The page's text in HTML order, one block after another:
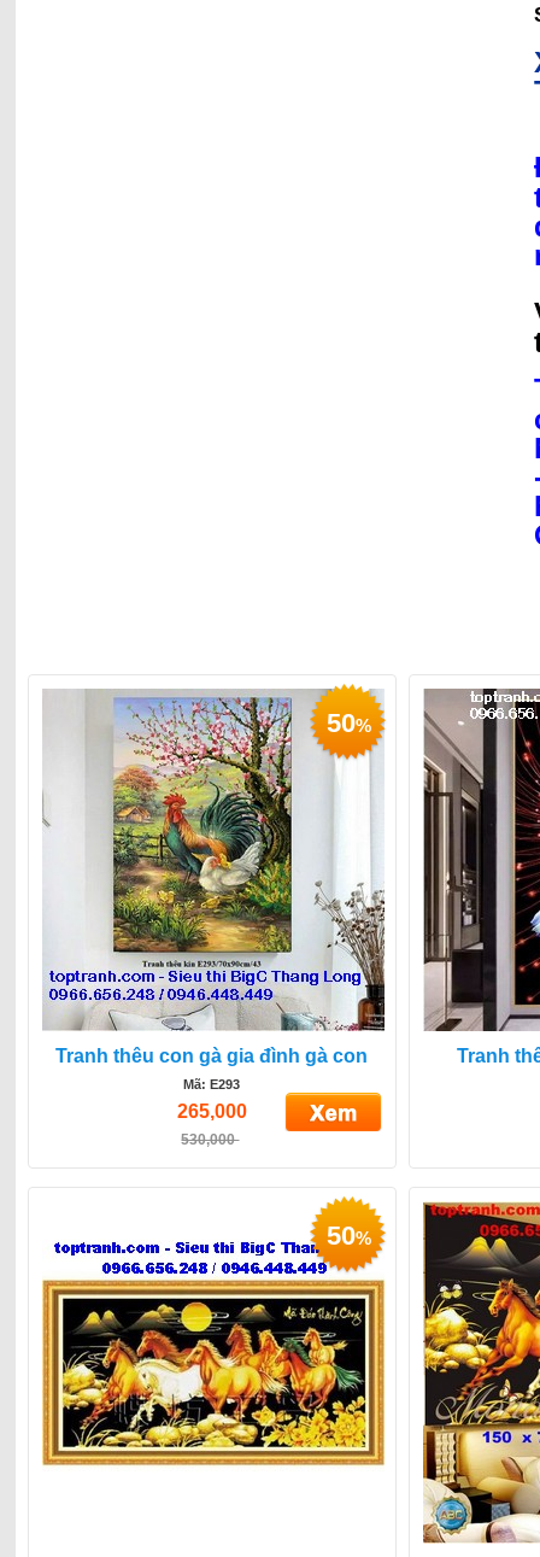
Tranh thêu con gà gia đình gà con
Mã: E293
265,000
530,000
50%
Tranh
50%